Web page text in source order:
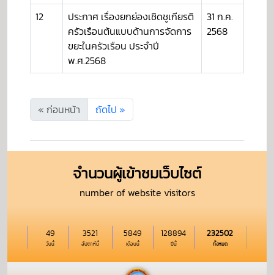
12
ประกาศ เรื่องยกย่องเชิดชูเกียรติ
ครัวเรือนต้นแบบด้านการจัดการ
ขยะในครัวเรือน ประจำปี
พ.ศ.2568
31 ก.ค.
2568
« ก่อนหน้า ถัดไป »
จำนวนผู้เข้าชมเว็บไซต์
number of website visitors
วันนี้
49
สัปดาห์นี้
3521
เดือนนี้
5849
ปีนี้
128894
ทั้งหมด
232502